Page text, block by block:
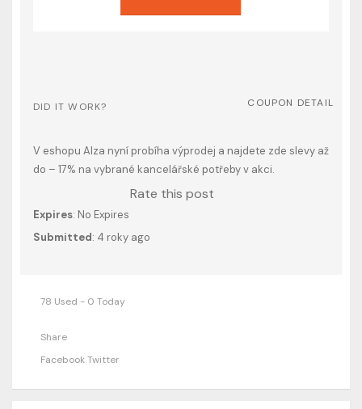
DID IT WORK? COUPON DETAIL
V eshopu Alza nyní probíha výprodej a najdete zde slevy až
do – 17% na vybrané kancelářské potřeby v akci.
Rate this post
Expires: No Expires
Submitted: 4 roky ago
78 Used - 0 Today
Share
FacebookTwitter